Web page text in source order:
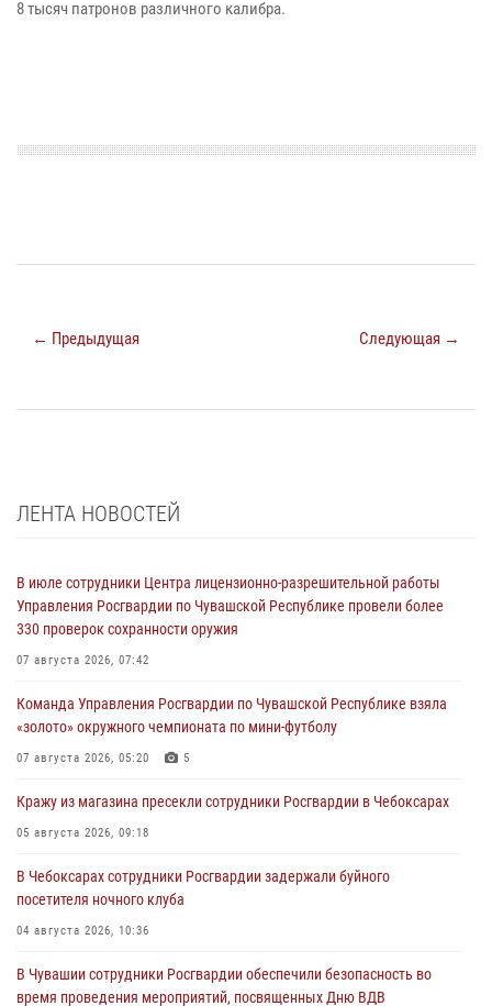
8 тысяч патронов различного калибра.
← Предыдущая Следующая →
ЛЕНТА НОВОСТЕЙ
В июле сотрудники Центра лицензионно-разрешительной работы
Управления Росгвардии по Чувашской Республике провели более
330 проверок сохранности оружия
07 августа 2026, 07:42
Команда Управления Росгвардии по Чувашской Республике взяла
«золото» окружного чемпионата по мини-футболу
07 августа 2026, 05:20 5
Кражу из магазина пресекли сотрудники Росгвардии в Чебоксарах
05 августа 2026, 09:18
В Чебоксарах сотрудники Росгвардии задержали буйного
посетителя ночного клуба
04 августа 2026, 10:36
В Чувашии сотрудники Росгвардии обеспечили безопасность во
время проведения мероприятий, посвященных Дню ВДВ